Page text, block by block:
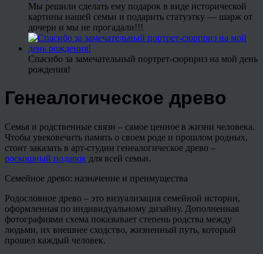
Мы решили сделать ему подарок в виде исторической
картины нашей семьи и подарить статуэтку — шарж от
дочери и мы не прогадали!!!
Спасибо за замечательный портрет-сюрприз на мой день
рождения!
Генеалогическое древо
Семья и родственные связи – самое ценное в жизни человека.
Чтобы увековечить память о своем роде и прошлом родных,
стоит заказать в арт-студии генеалогическое древо –
роскошный подарок для всей семьи.
Семейное древо: назначение и преимущества
Родословное древо – это визуализация семейной истории,
оформленная по индивидуальному дизайну. Дополненная
фотографиями схема показывает степень родства между
людьми, их внешнее сходство, жизненный путь, который
прошел каждый человек.